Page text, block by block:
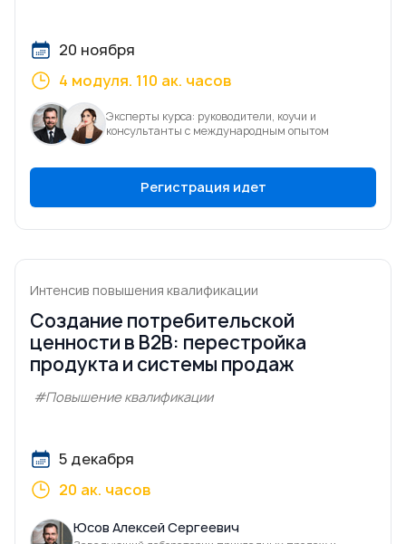
20 ноября
4 модуля. 110 ак. часов
Эксперты курса: руководители, коучи и
консультанты с международным опытом
Регистрация идет
Интенсив повышения квалификации
Создание потребительской
ценности в В2В: перестройка
продукта и системы продаж
#Повышение квалификации
5 декабря
20 ак. часов
Юсов Алексей Сергеевич